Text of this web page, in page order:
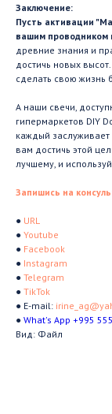
Заключение:
Пусть активации
вашим проводником
древние знания и
достичь новых
сделать свою жизнь
А наши свечи,
гипермаркетов DIY
каждый заслуживает
вам достичь этой
лучшему, и
Запишись на
● URL
● Youtube
● Facebook
● Instagram
● Telegram
● TikTok
● E-mail:
● What's App +995
Вид: Файл